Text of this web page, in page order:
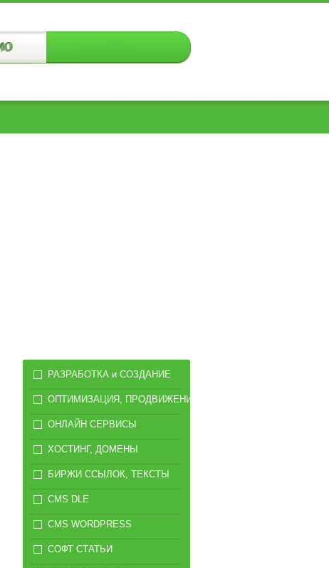
РАЗРАБОТКА и СОЗДАНИЕ
ОПТИМИЗАЦИЯ, ПРОДВИЖЕНИЕ
ОНЛАЙН СЕРВИСЫ
ХОСТИНГ, ДОМЕНЫ
БИРЖИ ССЫЛОК, ТЕКСТЫ
CMS DLE
CMS WORDPRESS
СОФТ СТАТЬИ